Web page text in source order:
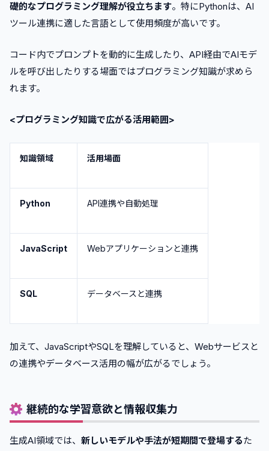
礎的なプログラミング理解が役立ちます。特にPythonは、AI
ツール連携に適した言語として使用頻度が高いです。
コード内でプロンプトを動的に生成したり、API経由でAIモデ
ルを呼び出したりする場面ではプログラミング知識が求めら
れます。
<プログラミング知識で広がる活用範囲>
知識領域 活用場面
Python API連携や自動処理
JavaScript Webアプリケーションと連携
SQL データベースと連携
加えて、JavaScriptやSQLを理解していると、Webサービスと
の連携やデータベース活用の幅が広がるでしょう。
継続的な学習意欲と情報収集力
生成AI領域では、 新しいモデルや手法が短期間で登場するた